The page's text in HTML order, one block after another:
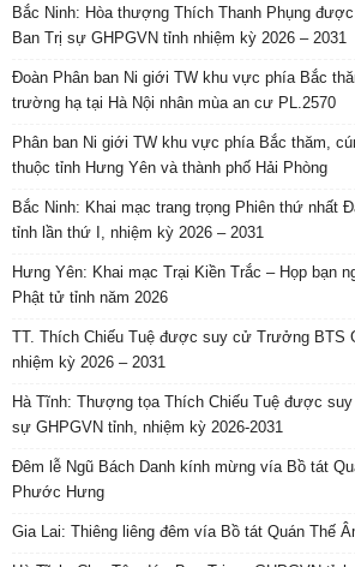
Bắc Ninh: Hòa thượng Thích Thanh Phụng
Ban Trị sự GHPGVN tỉnh nhiệm kỳ 2026 – 2031
Đoàn Phân ban Ni giới TW khu vực phía Bắc
trường hạ tại Hà Nội nhân mùa an cư PL.2570
Phân ban Ni giới TW khu vực phía Bắc thăm,
thuộc tỉnh Hưng Yên và thành phố Hải Phòng
Bắc Ninh: Khai mạc trang trọng Phiên thứ nhất
tỉnh lần thứ I, nhiệm kỳ 2026 – 2031
Hưng Yên: Khai mạc Trại Kiền Trắc – Họp bạn
Phật tử tỉnh năm 2026
TT. Thích Chiếu Tuệ được suy cử Trưởng BTS
nhiệm kỳ 2026 – 2031
Hà Tĩnh: Thượng tọa Thích Chiếu Tuệ được
sự GHPGVN tỉnh, nhiệm kỳ 2026-2031
Đêm lễ Ngũ Bách Danh kính mừng vía Bồ tát
Phước Hưng
Gia Lai: Thiêng liêng đêm vía Bồ tát Quán Thế